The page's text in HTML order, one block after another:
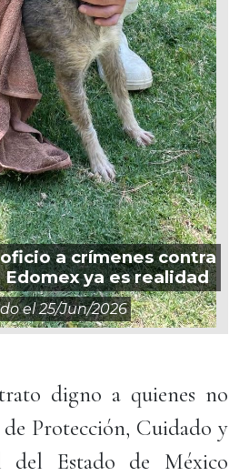
a crímenes contra
ya es realidad
el25/jun/2026
digno a quienes no
Protección, Cuidado y
del Estado de México